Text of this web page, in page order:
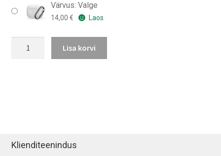
Värvus: Valge
14,00 € Laos
Lisa korvi
Klienditeenindus